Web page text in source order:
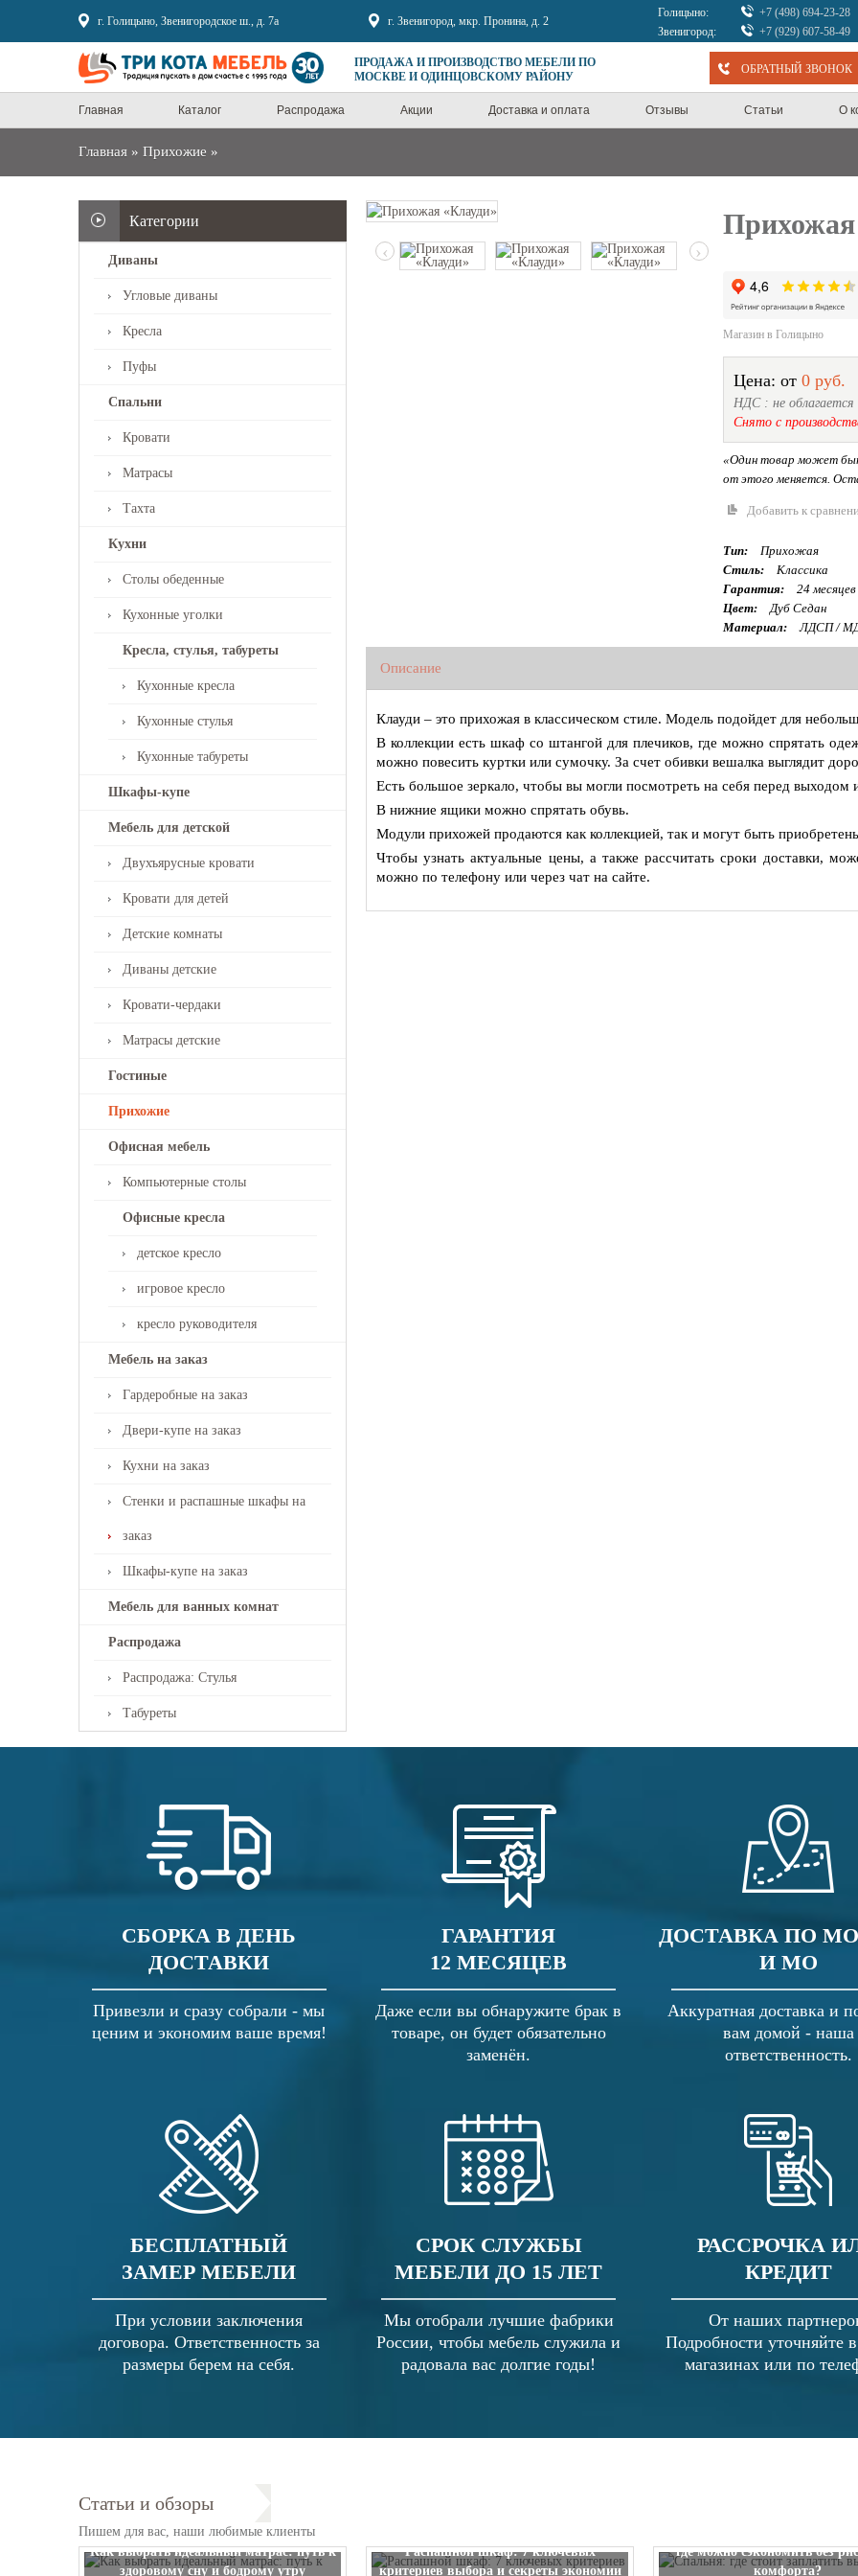
г. Голицыно, Звенигородское ш., д. 7а г. Звенигород, мкр. Пронина, д. 2
Голицыно:
+7 (498) 694-23-28
Звенигород:
+7 (929) 607-58-49
ПРОДАЖА И ПРОИЗВОДСТВО МЕБЕЛИ ПО
МОСКВЕ И ОДИНЦОВСКОМУ РАЙОНУ
ОБРАТНЫЙ ЗВОНОК
Главная Каталог Распродажа Акции Доставка и оплата Отзывы Статьи О
Главная » Прихожие »
Категории
Диваны
Угловые диваны
Кресла
Пуфы
Спальни
Кровати
Матрасы
Тахта
Кухни
Столы обеденные
Кухонные уголки
Кресла, стулья, табуреты
Кухонные кресла
Кухонные стулья
Кухонные табуреты
Шкафы-купе
Мебель для детской
Двухъярусные кровати
Кровати для детей
Детские комнаты
Диваны детские
Кровати-чердаки
Матрасы детские
Гостиные
Прихожие
Офисная мебель
Компьютерные столы
Офисные кресла
детское кресло
игровое кресло
кресло руководителя
Мебель на заказ
Гардеробные на заказ
Двери-купе на заказ
Кухни на заказ
Стенки и распашные шкафы на
заказ
Шкафы-купе на заказ
Мебель для ванных комнат
Распродажа
Распродажа: Стулья
Табуреты
‹ ›
Прихожая
Магазин в Голицыно
Цена: от 0 руб.
НДС : не облагается
Снято с
«Один товар может
от этого меняется.
Добавить к
Тип:
Прихожая
Стиль:
Классика
Гарантия:
24 месяцев
Цвет:
Дуб Седан
Материал:
ЛДСП /
Описание
Клауди – это прихожая в классическом стиле. Модель подойдет для
В коллекции есть шкаф со штангой для плечиков, где можно спрятать
можно повесить куртки или сумочку. За счет обивки вешалка выглядит
Есть большое зеркало, чтобы вы могли посмотреть на себя перед
В нижние ящики можно спрятать обувь.
Модули прихожей продаются как коллекцией, так и могут быть
Чтобы узнать актуальные цены, а также рассчитать сроки доставки,
можно по телефону или через чат на сайте.
СБОРКА В ДЕНЬ
ДОСТАВКИ
Привезли и сразу собрали - мы
ценим и экономим ваше время!
ГАРАНТИЯ
12 МЕСЯЦЕВ
Даже если вы обнаружите брак в
товаре, он будет обязательно
заменён.
ДОСТАВКА ПО
И МО
Аккуратная доставка и
вам домой - наша
ответственность.
БЕСПЛАТНЫЙ
ЗАМЕР МЕБЕЛИ
При условии заключения
договора. Ответственность за
размеры берем на себя.
СРОК СЛУЖБЫ
МЕБЕЛИ ДО 15 ЛЕТ
Мы отобрали лучшие фабрики
России, чтобы мебель служила и
радовала вас долгие годы!
РАССРОЧКА
КРЕДИТ
От наших
Подробности уточняйте
магазинах или по
Статьи и обзоры
Пишем для вас, наши любимые клиенты
Как выбрать идеальный матрас: путь к
здоровому сну и бодрому утру
Распашной шкаф: 7 ключевых
критериев выбора и секреты экономии
где можно сэкономить без
комфорта?